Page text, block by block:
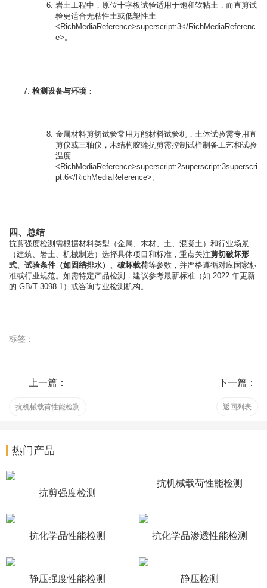
岩土工程中，原位十字板试验适用于饱和软粘土，而直剪试
验更适合无粘性土或低塑性土
<RichMediaReference>superscript:3</RichMediaReferenc
e>。
检测设备与环境：
金属材料剪切试验常用万能材料试验机，土体试验需专用直
剪仪或三轴仪，木结构胶缝抗剪需控制试样制备工艺和试验
温度
<RichMediaReference>superscript:2superscript:3superscri
pt:6</RichMediaReference>。
四、总结
抗剪强度检测需根据材料类型（金属、木材、土、混凝土）和行业场景
（建筑、岩土、机械制造）选择具体项目和标准，重点关注剪切破坏形
式、试验条件（如固结排水）、破坏载荷等参数，并严格遵循对应国家标
准或行业规范。如需特定产品检测，建议参考最新标准（如 2022 年更新
的 GB/T 3098.1）或咨询专业检测机构。
标签：
上一篇：
抗机械载荷性能检测
下一篇：
返回列表
热门产品
抗剪强度检测
抗机械载荷性能检测
抗化学品性能检测 抗化学品渗透性能检测
静压强度性能检测 静压检测